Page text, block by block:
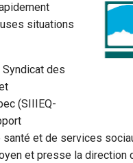
situations
des
(SIIIEQ-
santé et de services
et presse la